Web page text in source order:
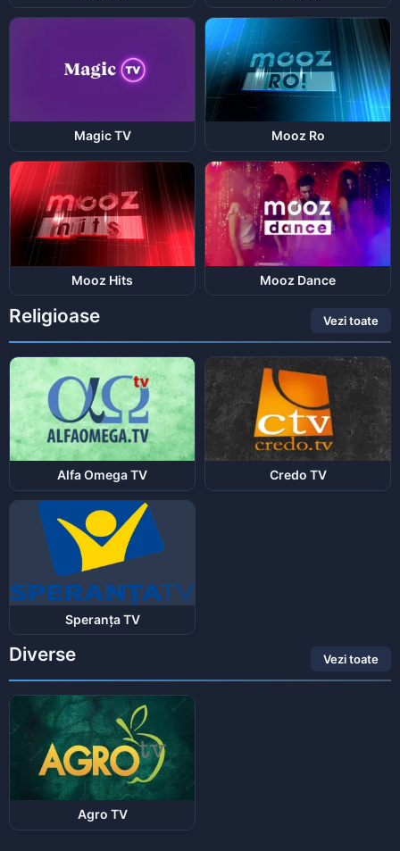
Magic TV Mooz Ro
Mooz Hits Mooz Dance
Religioase Vezi toate
Alfa Omega TV Credo TV
Speranța TV
Diverse Vezi toate
Agro TV